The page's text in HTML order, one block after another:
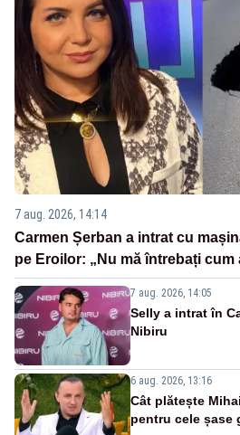
7 aug. 2026, 14:14
Carmen Șerban a intrat cu
pe Eroilor: „Nu mă întrebați cum
7 aug. 2026, 14:05
Selly a intrat în
Nibiru
6 aug. 2026, 13:16
Cât plătește
pentru cele șase